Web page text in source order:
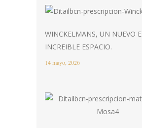
WINCKELMANS, UN NUEVO E
INCREIBLE ESPACIO.
14 mayo, 2026